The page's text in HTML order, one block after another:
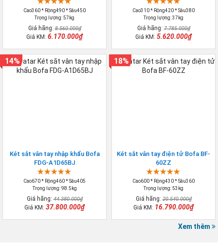
Cao360 * Rộng490 * Sâu450
Trọng lượng: 57kg
Giá hãng:8.560.000₫
Giá KM: 6.170.000₫
Cao310 * Rộng420 * Sâu380
Trọng lượng: 37kg
Giá hãng:7.785.000₫
Giá KM: 5.620.000₫
Két sắt vân tay nhập khẩu Bofa
FDG-A1D65BJ
Cao670 * Rộng460 * Sâu405
Trọng lượng: 98.5kg
Giá hãng:44.380.000₫
Giá KM: 37.800.000₫
14%
Két sắt vân tay điện tử Bofa BF-
60ZZ
Cao600 * Rộng430 * Sâu360
Trọng lượng: 53kg
Giá hãng:20.540.000₫
Giá KM: 16.790.000₫
18%
Xem thêm